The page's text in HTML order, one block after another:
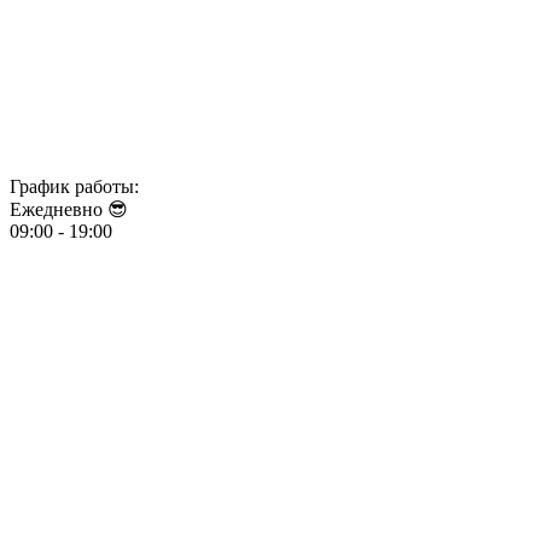
График работы:
Ежедневно 😎​​​​​​​
09:00 - 19:00